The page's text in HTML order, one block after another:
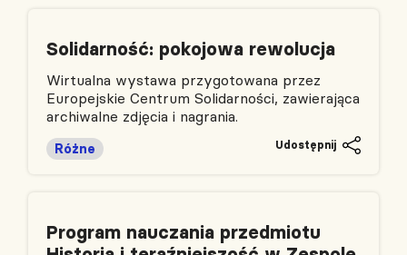
Solidarność: pokojowa rewolucja
Wirtualna wystawa przygotowana przez
Europejskie Centrum Solidarności, zawierająca
archiwalne zdjęcia i nagrania.
Różne Udostępnij
Program nauczania przedmiotu